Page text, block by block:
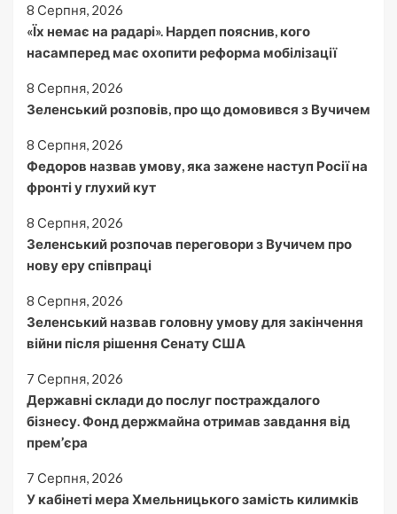
8 Серпня, 2026
«Їх немає на радарі». Нардеп пояснив, кого
насамперед має охопити реформа мобілізації
8 Серпня, 2026
Зеленський розповів, про що домовився з Вучичем
8 Серпня, 2026
Федоров назвав умову, яка зажене наступ Росії на
фронті у глухий кут
8 Серпня, 2026
Зеленський розпочав переговори з Вучичем про
нову еру співпраці
8 Серпня, 2026
Зеленський назвав головну умову для закінчення
війни після рішення Сенату США
7 Серпня, 2026
Державні склади до послуг постраждалого
бізнесу. Фонд держмайна отримав завдання від
прем’єра
7 Серпня, 2026
У кабінеті мера Хмельницького замість килимків